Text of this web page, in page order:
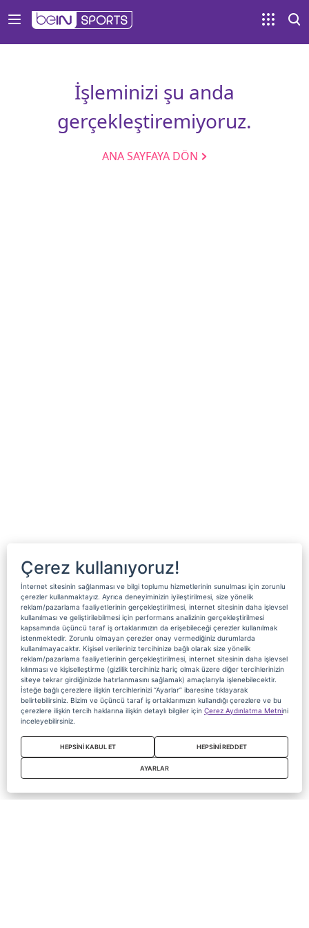
İşleminizi şu anda
gerçekleştiremiyoruz.
ANA SAYFAYA DÖN
Çerez kullanıyoruz!
İnternet sitesinin sağlanması ve bilgi toplumu hizmetlerinin sunulması için zorunlu
çerezler kullanmaktayız. Ayrıca deneyiminizin iyileştirilmesi, size yönelik
reklam/pazarlama faaliyetlerinin gerçekleştirilmesi, internet sitesinin daha işlevsel
kullanılması ve geliştirilebilmesi için performans analizinin gerçekleştirilmesi
kapsamında üçüncü taraf iş ortaklarımızın da erişebileceği çerezler kullanılmak
istenmektedir. Zorunlu olmayan çerezler onay vermediğiniz durumlarda
kullanılmayacaktır. Kişisel verileriniz tercihinize bağlı olarak size yönelik
reklam/pazarlama faaliyetlerinin gerçekleştirilmesi, internet sitesinin daha işlevsel
kılınması ve kişiselleştirme (gizlilik tercihiniz hariç olmak üzere diğer tercihlerinizin
siteye tekrar girdiğinizde hatırlanmasını sağlamak) amaçlarıyla işlenebilecektir.
İsteğe bağlı çerezlere ilişkin tercihlerinizi “Ayarlar” ibaresine tıklayarak
belirtebilirsiniz. Bizim ve üçüncü taraf iş ortaklarımızın kullandığı çerezlere ve bu
çerezlere ilişkin tercih haklarına ilişkin detaylı bilgiler için Çerez Aydınlatma Metnini
inceleyebilirsiniz.
HEPSİNİ KABUL ET HEPSİNİ REDDET
AYARLAR